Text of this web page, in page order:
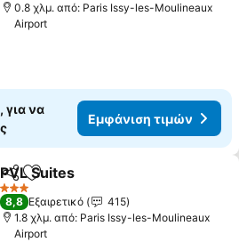
0.8 χλμ. από: Paris Issy-les-Moulineaux
Airport
για να
Εμφάνιση τιμών
Κοινοποίηση
Προσθήκη στα αγαπημένα
PVL Suites
3 Αστέρια
8,8 Εξαιρετικό
415
1.8 χλμ. από: Paris Issy-les-Moulineaux
Airport